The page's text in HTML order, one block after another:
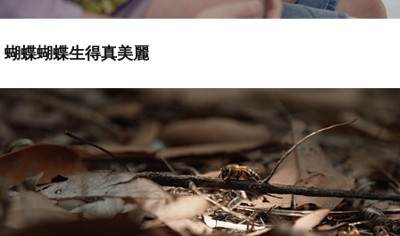
蝴蝶蝴蝶生得真美麗